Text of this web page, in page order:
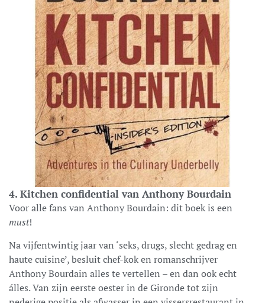
4. Kitchen confidential van Anthony Bourdain
Voor alle fans van Anthony Bourdain: dit boek is een
must!
Na vijfentwintig jaar van ‘seks, drugs, slecht gedrag en
haute cuisine’, besluit chef-kok en romanschrijver
Anthony Bourdain alles te vertellen – en dan ook echt
álles. Van zijn eerste oester in de Gironde tot zijn